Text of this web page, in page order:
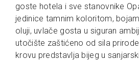
goste hotela i sve stanovnike
jedinice tamnim koloritom,
oluji, uvlače gosta u siguran
utočište zaštićeno od sila
krovu predstavlja bijeg u